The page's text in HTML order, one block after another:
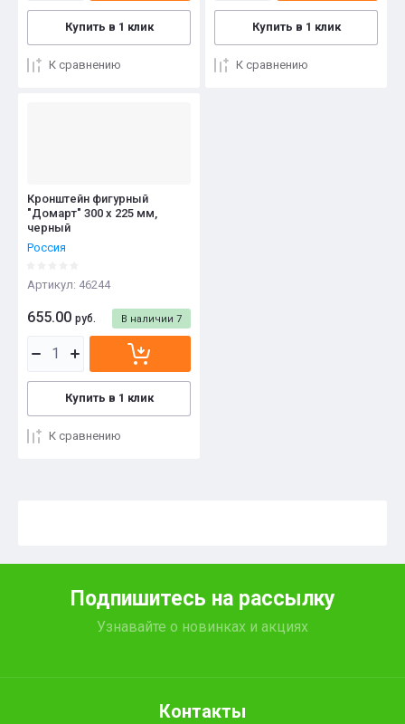
Купить в 1 клик
К сравнению
Купить в 1 клик
К сравнению
Кронштейн фигурный
"Домарт" 300 x 225 мм,
черный
Россия
Артикул: 46244
В наличии 7
655.00 руб.
Купить в 1 клик
К сравнению
Подпишитесь на рассылку
Узнавайте о новинках и акциях
Контакты